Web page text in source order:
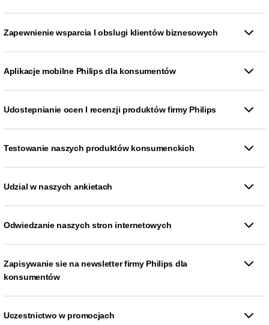
Zapewnienie wsparcia I obslugi klientów biznesowych
Aplikacje mobilne Philips dla konsumentów
Udostepnianie ocen I recenzji produktów firmy Philips
Testowanie naszych produktów konsumenckich
Udzial w naszych ankietach
Odwiedzanie naszych stron internetowych
Zapisywanie sie na newsletter firmy Philips dla
konsumentów
Uczestnictwo w promocjach